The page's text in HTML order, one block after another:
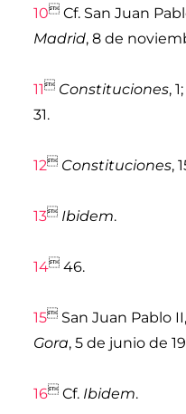
10 Cf. San Juan
Madrid, 8 de
11 Constituciones,
31.
12 Constituciones,
13 Ibidem.
14 46.
15 San Juan Pablo
Gora, 5 de junio de
16 Cf. Ibidem.